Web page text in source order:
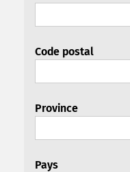
Code postal
Province
Pays